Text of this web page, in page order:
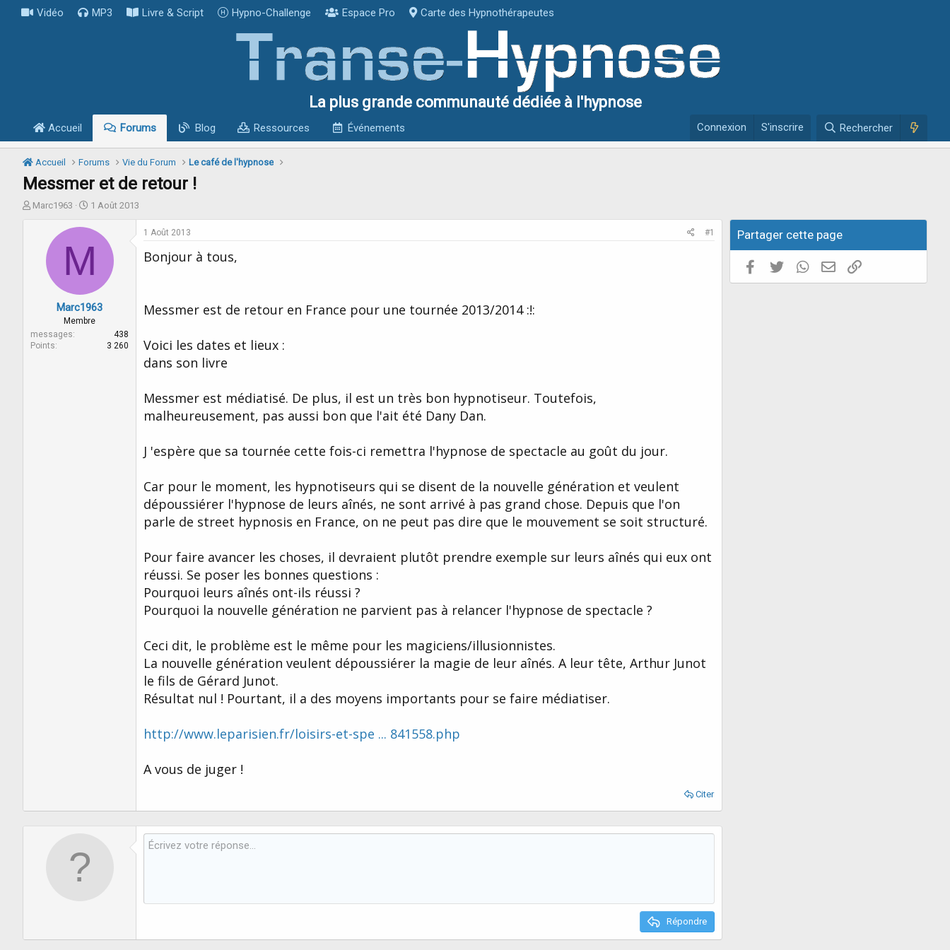
Vidéo MP3 Livre & Script Hypno-Challenge Espace Pro Carte des Hypnothérapeutes
La plus grande communauté dédiée à l'hypnose
Accueil Forums Blog Ressources Événements Connexion S'inscrire Rechercher
Accueil Forums Vie du Forum Le café de l'hypnose
Messmer et de retour !
I
d
e
Marc1963
D
t
é
b
u
1 Août 2013
M
Marc1963
Membre
messages
438
Points
3 260
1 Août 2013 #1
Bonjour à tous,
Messmer est de retour en France pour une tournée 2013/2014 :!:
Voici les dates et lieux :
dans son livre
Messmer est médiatisé. De plus, il est un très bon hypnotiseur. Toutefois,
malheureusement, pas aussi bon que l'ait été Dany Dan.
J 'espère que sa tournée cette fois-ci remettra l'hypnose de spectacle au goût du jour.
Car pour le moment, les hypnotiseurs qui se disent de la nouvelle génération et veulent
dépoussiérer l'hypnose de leurs aînés, ne sont arrivé à pas grand chose. Depuis que l'on
parle de street hypnosis en France, on ne peut pas dire que le mouvement se soit structuré.
Pour faire avancer les choses, il devraient plutôt prendre exemple sur leurs aînés qui eux ont
réussi. Se poser les bonnes questions :
Pourquoi leurs aînés ont-ils réussi ?
Pourquoi la nouvelle génération ne parvient pas à relancer l'hypnose de spectacle ?
Ceci dit, le problème est le même pour les magiciens/illusionnistes.
La nouvelle génération veulent dépoussiérer la magie de leur aînés. A leur tête, Arthur Junot
le fils de Gérard Junot.
Résultat nul ! Pourtant, il a des moyens importants pour se faire médiatiser.
http://www.leparisien.fr/loisirs-et-spe ... 841558.php
A vous de juger !
Citer
Répondre
Partager cette page
Facebook
Twitter WhatsAppE-mail valide